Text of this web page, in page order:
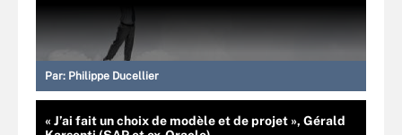
Par: Philippe Ducellier
« J’ai fait un choix de modèle et de projet », Gérald